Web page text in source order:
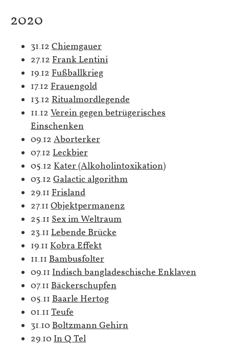
2020
31.12 Chiemgauer
27.12 Frank Lentini
19.12 Fußballkrieg
17.12 Frauengold
13.12 Ritualmordlegende
11.12 Verein gegen betrügerisches
Einschenken
09.12 Aborterker
07.12 Leckbier
05.12 Kater (Alkoholintoxikation)
03.12 Galactic algorithm
29.11 Frisland
27.11 Objektpermanenz
25.11 Sex im Weltraum
23.11 Lebende Brücke
19.11 Kobra Effekt
11.11 Bambusfolter
09.11 Indisch bangladeschische Enklaven
07.11 Bäckerschupfen
05.11 Baarle Hertog
01.11 Teufe
31.10 Boltzmann Gehirn
29.10 In Q Tel